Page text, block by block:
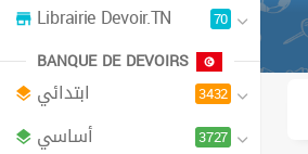
Librairie Devoir.TN 70
BANQUE DE DEVOIRS
ابتدائي 3432
أساسي 3727